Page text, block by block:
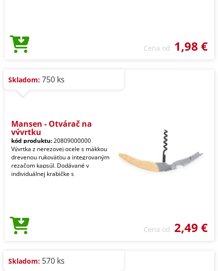
Cena od 1,98 €
Skladom: 750 ks
Mansen - Otvárač na
vývrtku
kód produktu:20809000000
Vývrtka z nerezovej ocele s mäkkou
drevenou rukoväťou a integrovaným
rezačom kapsúl. Dodávané v
individuálnej krabičke s
Cena od 2,49 €
Skladom: 570 ks